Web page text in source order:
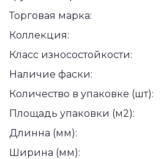
Торговая марка:
Коллекция:
Класс износостойкости:
Наличие фаски:
Количество в упаковке (шт):
Площадь упаковки (м2):
Длинна (мм):
Ширина (мм):